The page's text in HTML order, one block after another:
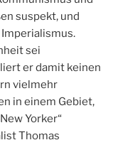
suspekt, und
sei
er damit keinen
vielmehr
in einem Gebiet,
Yorker“
Thomas